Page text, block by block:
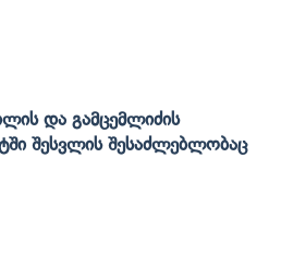
Და Გამცემლიძის
Შესვლის Შესაძლებლობაც